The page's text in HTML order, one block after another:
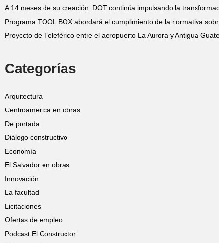
A 14 meses de su creación: DOT continúa impulsando la
Programa TOOL BOX abordará el cumplimiento de la normativa
Proyecto de Teleférico entre el aeropuerto La Aurora y Antigua
Categorías
Arquitectura
Centroamérica en obras
De portada
Diálogo constructivo
Economía
El Salvador en obras
Innovación
La facultad
Licitaciones
Ofertas de empleo
Podcast El Constructor